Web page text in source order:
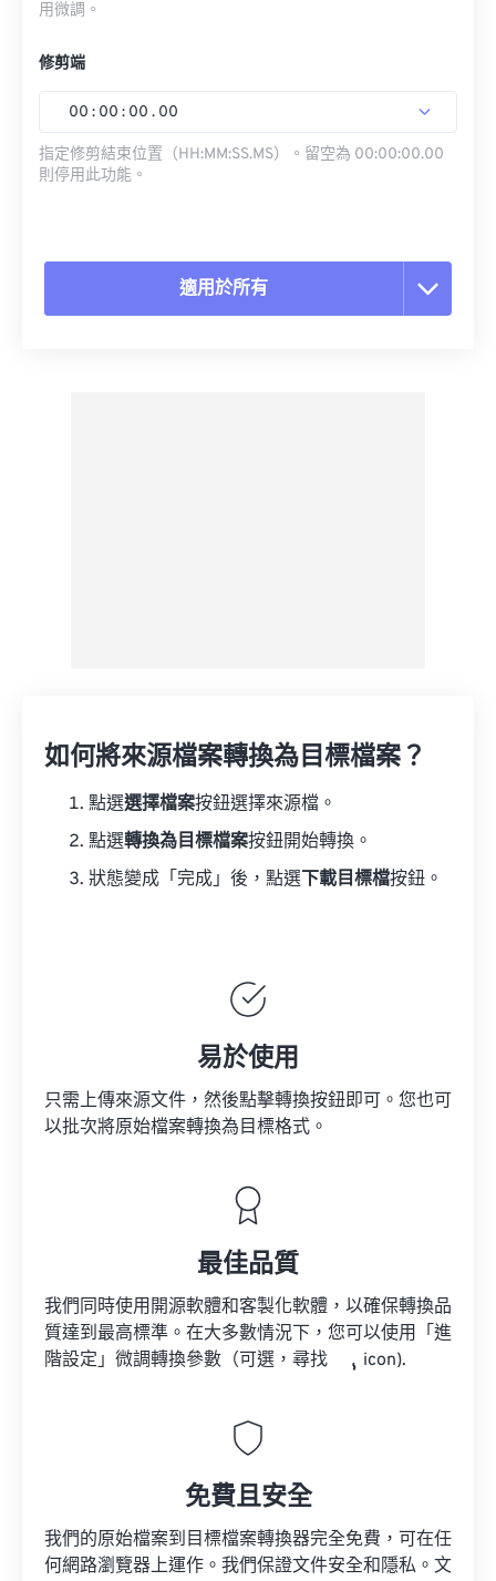
用微調。
修剪端
00 : 00 : 00 . 00
指定修剪結束位置（HH:MM:SS.MS）。留空為 00:00:00.00
則停用此功能。
適用於所有
如何將來源檔案轉換為目標檔案？
點選選擇檔案按鈕選擇來源檔。
點選轉換為目標檔案按鈕開始轉換。
狀態變成「完成」後，點選 下載目標檔按鈕。
易於使用
只需上傳來源文件，然後點擊轉換按鈕即可。您也可
以批次將原始檔案轉換為目標格式。
最佳品質
我們同時使用開源軟體和客製化軟體，以確保轉換品
質達到最高標準。在大多數情況下，您可以使用「進
階設定」微調轉換參數（可選，尋找
icon).
免費且安全
我們的原始檔案到目標檔案轉換器完全免費，可在任
何網路瀏覽器上運作。我們保證文件安全和隱私。文